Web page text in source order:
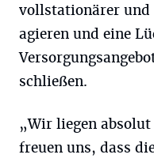
vollstationärer und
agieren und eine
schließen.
„Wir liegen
freuen uns, dass